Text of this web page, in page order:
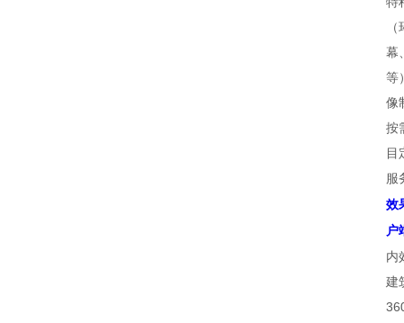
幕
等
像
按
目
服
效
户
内
建